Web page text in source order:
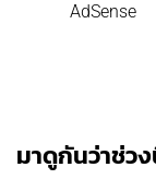
AdSense
มาดูกันว่าช่ว